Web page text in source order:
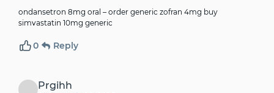
ondansetron 8mg oral – order generic zofran 4mg buy
simvastatin 10mg generic
0 Reply
Prgihh